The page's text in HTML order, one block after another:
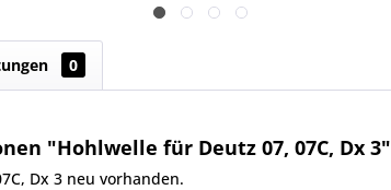
0
"Hohlwelle für Deutz 07, 07C, Dx 3"
Dx 3 neu vorhanden.